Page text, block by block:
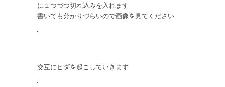
に１つづつ切れ込みを入れます
書いても分かりづらいので画像を見てください
交互にヒダを起こしていきます